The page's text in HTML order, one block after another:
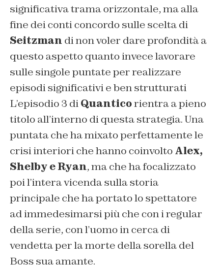
significativa trama orizzontale, ma alla
fine dei conti concordo sulle scelta di
Seitzman di non voler dare profondità a
questo aspetto quanto invece lavorare
sulle singole puntate per realizzare
episodi significativi e ben strutturati
L’episodio 3 diQuanticorientra a pieno
titolo all’interno di questa strategia. Una
puntata che ha mixato perfettamente le
crisi interiori che hanno coinvolto Alex,
Shelby e Ryan, ma che ha focalizzato
poi l’intera vicenda sulla storia
principale che ha portato lo spettatore
ad immedesimarsi più che con i regular
della serie, con l’uomo in cerca di
vendetta per la morte della sorella del
Boss sua amante.